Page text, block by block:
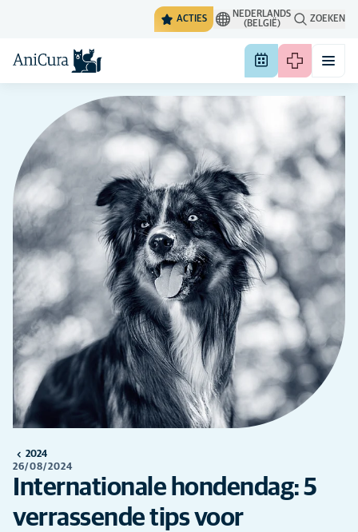
ACTIES
NEDERLANDS
(BELGIË)
ZOEKEN
2024
26/08/2024
Internationale hondendag: 5
verrassende tips voor